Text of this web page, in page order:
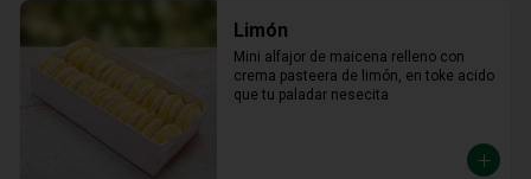
Limón
Mini alfajor de maicena relleno con
crema pasteera de limón, en toke acido
que tu paladar nesecita